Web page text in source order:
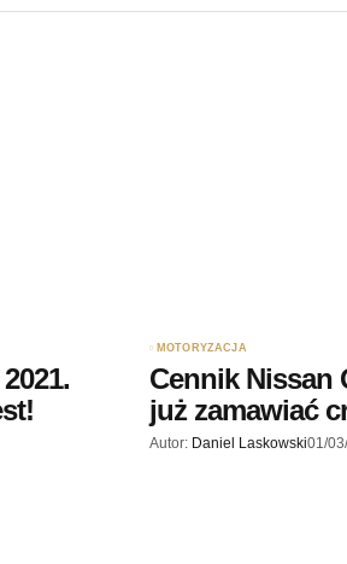
MOTORYZACJA
Cennik Nissan
już zamawiać
Autor: Daniel Laskowski01/